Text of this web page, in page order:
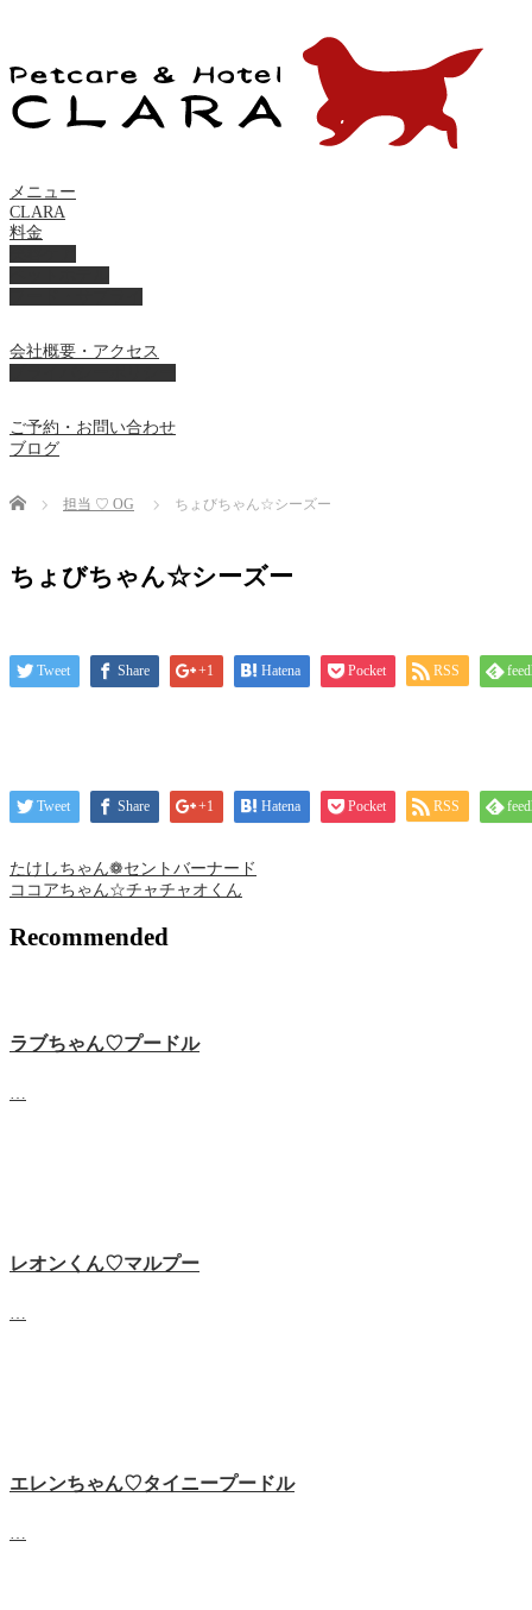
メニュー
CLARA
料金
会社概要・アクセス
ご予約・お問い合わせ
ブログ
Home 担当 ♡ OG ちょびちゃん☆シーズー
ちょびちゃん☆シーズー
Tweet Share +1 Hatena Pocket RSS
Tweet Share +1 Hatena Pocket RSS
たけしちゃん❁ セントバーナード
ココアちゃん☆チャチャオくん
Recommended
ラブちゃん♡プードル
レオンくん♡マルプー
エレンちゃん♡タイニープードル